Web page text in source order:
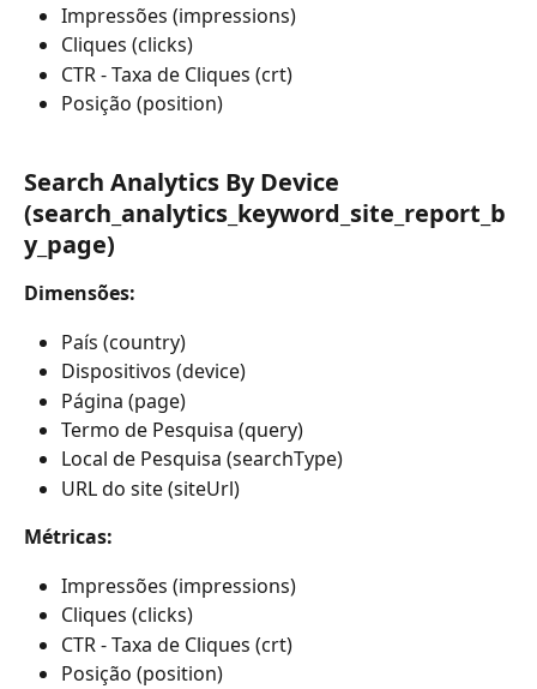
Impressões (impressions)
Cliques (clicks)
CTR - Taxa de Cliques (crt)
Posição (position)
Search Analytics By Device
(search_analytics_keyword_site_report_b
y_page)
Dimensões:
País (country)
Dispositivos (device)
Página (page)
Termo de Pesquisa (query)
Local de Pesquisa (searchType)
URL do site (siteUrl)
Métricas:
Impressões (impressions)
Cliques (clicks)
CTR - Taxa de Cliques (crt)
Posição (position)